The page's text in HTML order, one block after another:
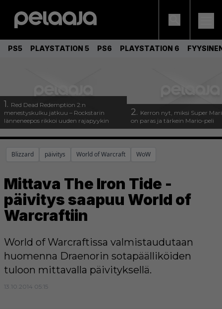
PS5 PLAYSTATION 5 PS6 PLAYSTATION 6
1. Red Dead Redemption 2:n
menestyskulku jatkuu – Rockstarin
länneneepos rikkoi uuden rajapyykin
2. Kerron nyt, miksi Super
on paras ja tärkein Mario-peli
Blizzard päivitys World of Warcraft WoW
Mittava The Iron Tide -
päivitys saapuu World of
Warcraftiin
World of Warcraftissa valmistaudutaan
huomenna Draenorin sotapäälliköiden
tuloon mittavalla päivityksellä.
13.10.2014 05:15